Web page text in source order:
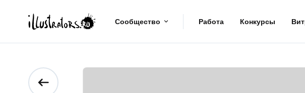
Сообщество Работа Конкурсы